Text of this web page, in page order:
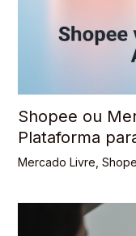
Shopee ou
Plataforma
Mercado Livre